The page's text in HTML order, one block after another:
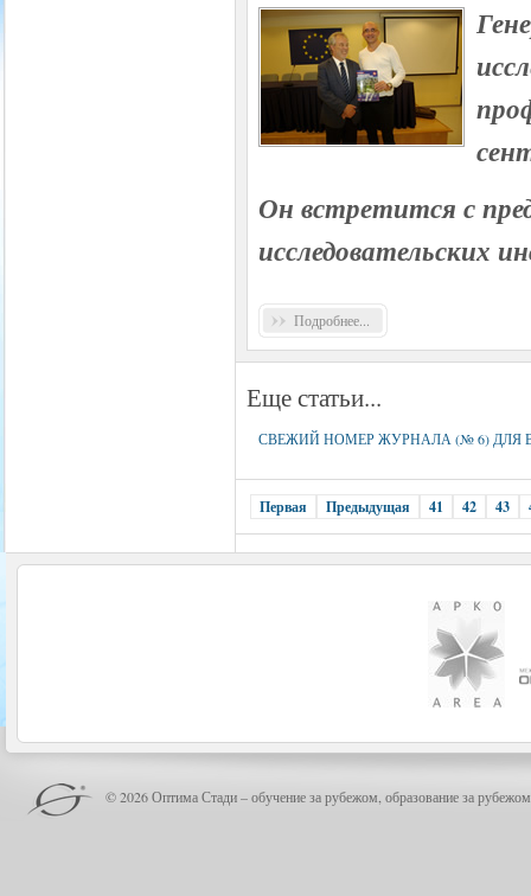
Он встретится с
исследовательских
Подробнее...
Еще статьи...
СВЕЖИЙ НОМЕР ЖУРНАЛА (№ 6) ДЛЯ
Первая Предыдущая 41 42 43
© 2026 Оптима Стади – обучение за рубежом, образование за